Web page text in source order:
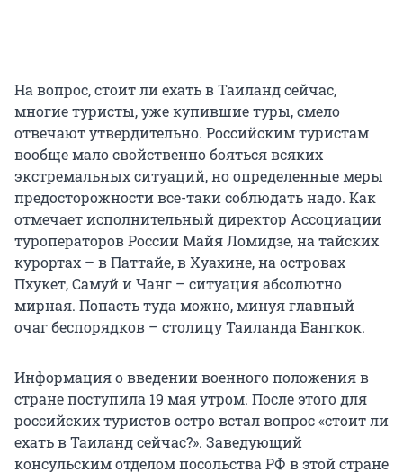
На вопрос, стоит ли ехать в Таиланд сейчас,
многие туристы, уже купившие туры, смело
отвечают утвердительно. Российским туристам
вообще мало свойственно бояться всяких
экстремальных ситуаций, но определенные меры
предосторожности все-таки соблюдать надо. Как
отмечает исполнительный директор Ассоциации
туроператоров России Майя Ломидзе, на тайских
курортах – в Паттайе, в Хуахине, на островах
Пхукет, Самуй и Чанг – ситуация абсолютно
мирная. Попасть туда можно, минуя главный
очаг беспорядков – столицу Таиланда Бангкок.
Информация о введении военного положения в
стране поступила 19 мая утром. После этого для
российских туристов остро встал вопрос «стоит ли
ехать в Таиланд сейчас?». Заведующий
консульским отделом посольства РФ в этой стране